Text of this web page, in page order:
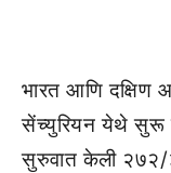
भारत आणि दक्षिण
सेंच्युरियन येथे सुरू
सुरुवात केली २७२/